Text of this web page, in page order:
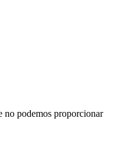
no podemos proporcionar